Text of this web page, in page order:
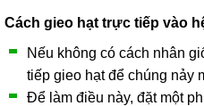
Cách gieo hạt trực tiếp vào
Nếu không có cách nhân
tiếp gieo hạt để chúng nảy
Để làm điều này, đặt một